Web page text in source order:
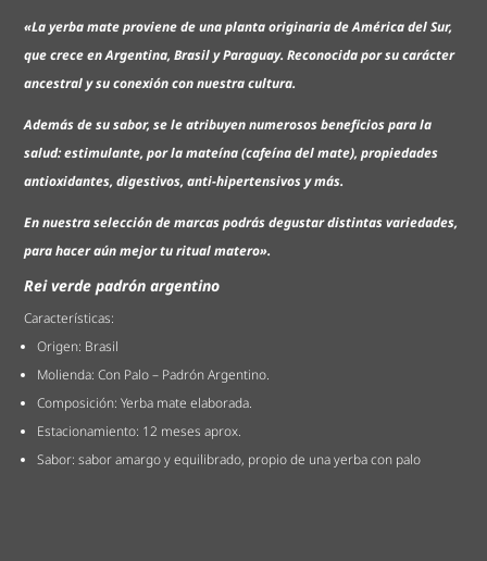
«La yerba mate proviene de una planta originaria de América del Sur,
que crece en Argentina, Brasil y Paraguay. Reconocida por su carácter
ancestral y su conexión con nuestra cultura.
Además de su sabor, se le atribuyen numerosos beneficios para la
salud: estimulante, por la mateína (cafeína del mate), propiedades
antioxidantes, digestivos, anti-hipertensivos y más.
En nuestra selección de marcas podrás degustar distintas variedades,
para hacer aún mejor tu ritual matero».
Rei verde padrón argentino
Características:
Origen: Brasil
Molienda: Con Palo – Padrón Argentino.
Composición: Yerba mate elaborada.
Estacionamiento: 12 meses aprox.
Sabor: sabor amargo y equilibrado, propio de una yerba con palo